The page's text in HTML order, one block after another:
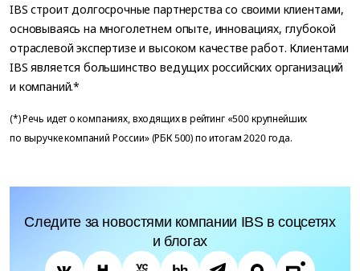
IBS строит долгосрочные партнерства со своими клиентами,
основываясь на многолетнем опыте, инновациях, глубокой
отраслевой экспертизе и высоком качестве работ. Клиентами
IBS является большинство ведущих российских организаций
и компаний.*
(*) Речь идет о компаниях, входящих в рейтинг «500 крупнейших
по выручке компаний России» (РБК 500) по итогам 2020 года.
Следите за новостями компании IBS в соцсетях
и блогах